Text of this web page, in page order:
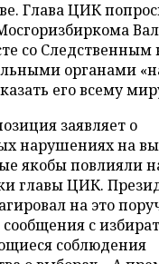
Глава ЦИК
со
органами
его всему
заявляет о
нарушениях на
якобы повлияли
главы ЦИК.
на это
сообщения с
соблюдения